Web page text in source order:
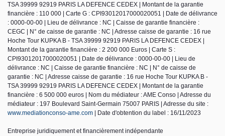
TSA 39999 92919 PARIS LA DEFENCE CEDEX | Montant de la garantie
financière : 110 000 | Carte G : CPI93012017000020051 | Date de délivrance
: 0000-00-00 | Lieu de délivrance : NC | Caisse de garantie financière :
CEGC | N° de caisse de garantie : NC | Adresse caisse de garantie : 16 rue
Hoche Tour KUPKA B - TSA 39999 92919 PARIS LA DEFENCE CEDEX |
Montant de la garantie financière : 2 200 000 Euros | Carte S :
CPI93012017000020051 | Date de délivrance : 0000-00-00 | Lieu de
délivrance : NC | Caisse de garantie financière : NC | N° de caisse de
garantie : NC | Adresse caisse de garantie : 16 rue Hoche Tour KUPKA B -
TSA 39999 92919 PARIS LA DEFENCE CEDEX | Montant de la garantie
financière : 6 500 000 euros | Nom du médiateur : AME Conso | Adresse du
médiateur : 197 Boulevard Saint-Germain 75007 PARIS | Adresse du site :
www.mediationconso-ame.com | Date d'obtention du label : 16/11/2023
Entreprise juridiquement et financièrement indépendante